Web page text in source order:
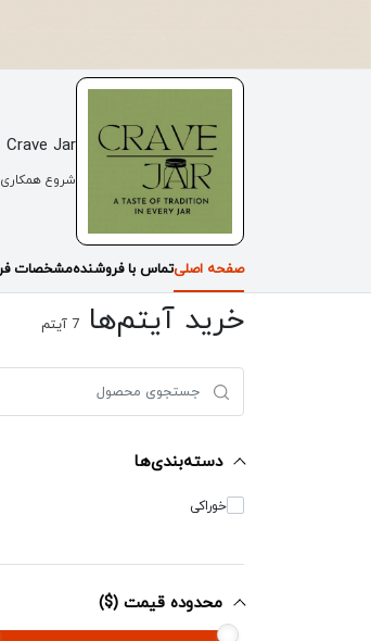
Crave Jar
شروع همکاری
صفحه اصلیتماس با فروشندهمشخصات
خرید آیتم‌ها 7 آیتم
دسته‌بندی‌ها
خوراکی
محدوده قیمت ($)